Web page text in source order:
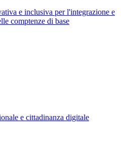
e inclusiva per l'integrazione e
comptenze di base
e cittadinanza digitale